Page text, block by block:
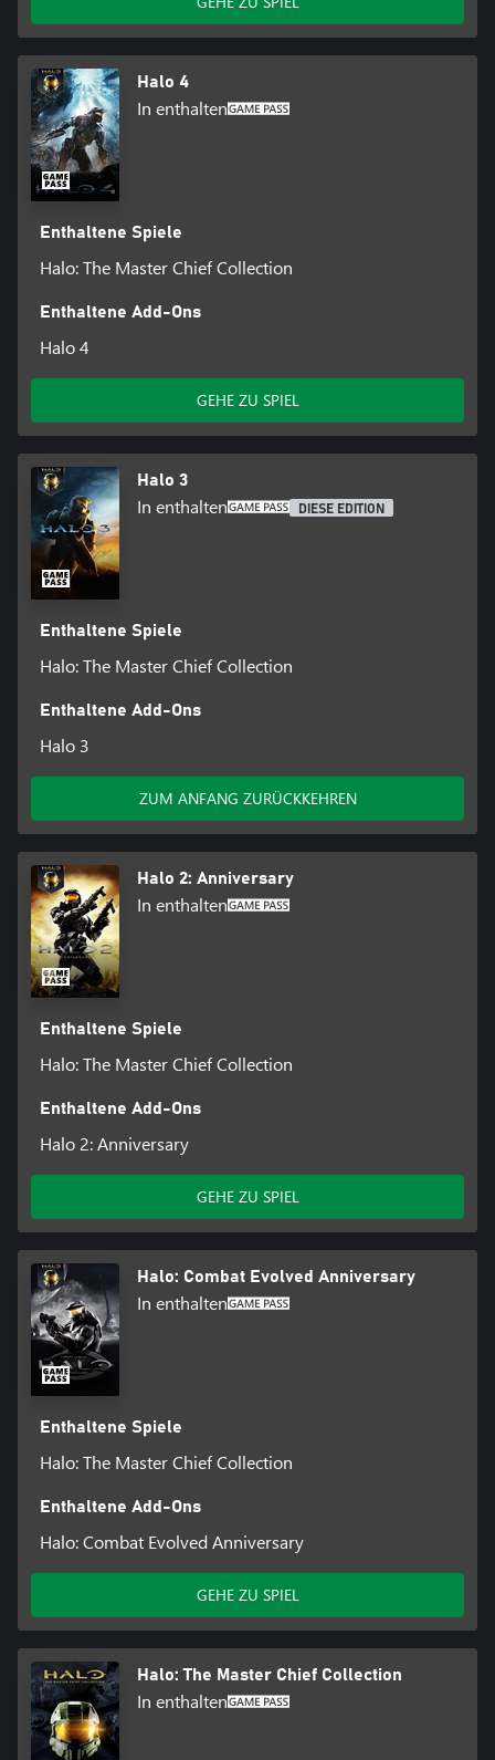
Halo 4
In enthalten
Enthaltene Spiele
Halo: The Master Chief Collection
Enthaltene Add-Ons
Halo 4
GEHE ZU SPIEL
Halo 3
In enthalten DIESE EDITION
Enthaltene Spiele
Halo: The Master Chief Collection
Enthaltene Add-Ons
Halo 3
ZUM ANFANG ZURÜCKKEHREN
Halo 2: Anniversary
In enthalten
Enthaltene Spiele
Halo: The Master Chief Collection
Enthaltene Add-Ons
Halo 2: Anniversary
GEHE ZU SPIEL
Halo: Combat Evolved Anniversary
In enthalten
Enthaltene Spiele
Halo: The Master Chief Collection
Enthaltene Add-Ons
Halo: Combat Evolved Anniversary
GEHE ZU SPIEL
Halo: The Master Chief Collection
In enthalten